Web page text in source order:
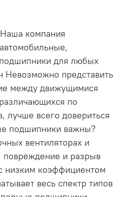
компания
для любых
представить
между движущимися
по
лучше всего довериться
подшипники важны?
вентиляторах и
повреждение и разрыв
низким коэффициентом
весь спектр типов